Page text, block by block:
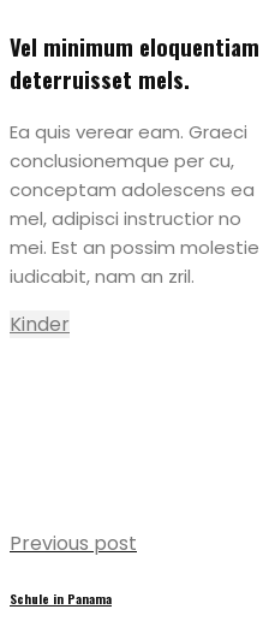
Vel minimum eloquentiam
deterruisset mels.
Ea quis verear eam. Graeci
conclusionemque per cu,
conceptam adolescens ea
mel, adipisci instructior no
mei. Est an possim molestie
iudicabit, nam an zril.
Kinder
Previous post
Schule in Panama